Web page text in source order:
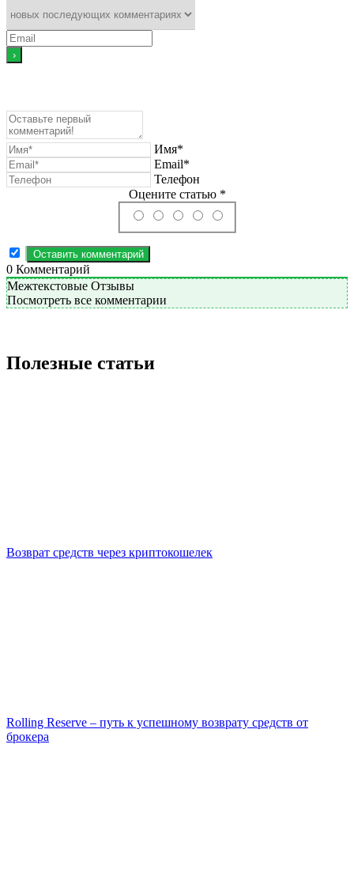
Имя*
Email*
Телефон
Оцените статью *
0 Комментарий
Межтекстовые Отзывы
Посмотреть все комментарии
Полезные статьи
Возврат средств через криптокошелек
Rolling Reserve – путь к успешному возврату средств от
брокера